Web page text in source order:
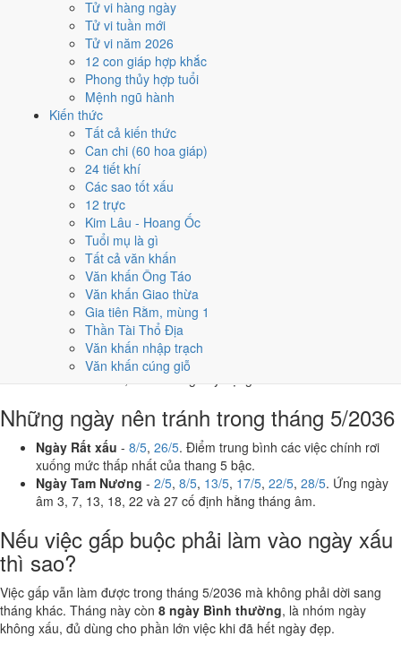
Tử vi hàng ngày
Tử vi tuần mới
Tử vi năm 2026
12 con giáp hợp khắc
Phong thủy hợp tuổi
Mệnh ngũ hành
Kiến thức
Tất cả kiến thức
Can chi (60 hoa giáp)
24 tiết khí
Các sao tốt xấu
12 trực
Kim Lâu - Hoang Ốc
Tuổi mụ là gì
Tất cả văn khấn
Văn khấn Ông Táo
Văn khấn Giao thừa
Gia tiên Rằm, mùng 1
Thần Tài Thổ Địa
Văn khấn nhập trạch
Văn khấn cúng giỗ
★★★★★ 9/10
T5 · 4/5 âm
Bính Thân
★★★★★ 9/10
5
T2 · 17/4 âm
Kỷ Mão
★★★★☆ 8/10
Điểm chấm từ Trực, sao Nhị Thập Bát Tú, Hoàng Đạo - Hắc Đạo và
ngày cấm kỵ của riêng việc này
Tháng 5/2036 có ngày nào nên
tránh, lỡ kẹt thì xử lý sao?
Tháng 5/2036 có2 ngày Rất xấurơi vào
ngày Tam Nương. Đây là nhóm chồng nhiều yếu tố xấu cùng lúc.
Nên tránh khi cưới hỏi, khai trương hay động thổ.
Những ngày nên tránh trong tháng 5/2036
Ngày Rất xấu - 8/5, 26/5. Điểm trung bình các việc chính rơi
xuống mức thấp nhất của thang 5 bậc.
Ngày Tam Nương - 2/5, 8/5, 13/5, 17/5, 22/5, 28/5. Ứng ngày
âm 3, 7, 13, 18, 22 và 27 cố định hằng tháng âm.
Nếu việc gấp buộc phải làm vào ngày xấu
thì sao?
Việc gấp vẫn làm được trong tháng 5/2036 mà không phải dời sang
tháng khác. Tháng này còn 8 ngày Bình thường, là nhóm ngày
không xấu, đủ dùng cho phần lớn việc khi đã hết ngày đẹp.